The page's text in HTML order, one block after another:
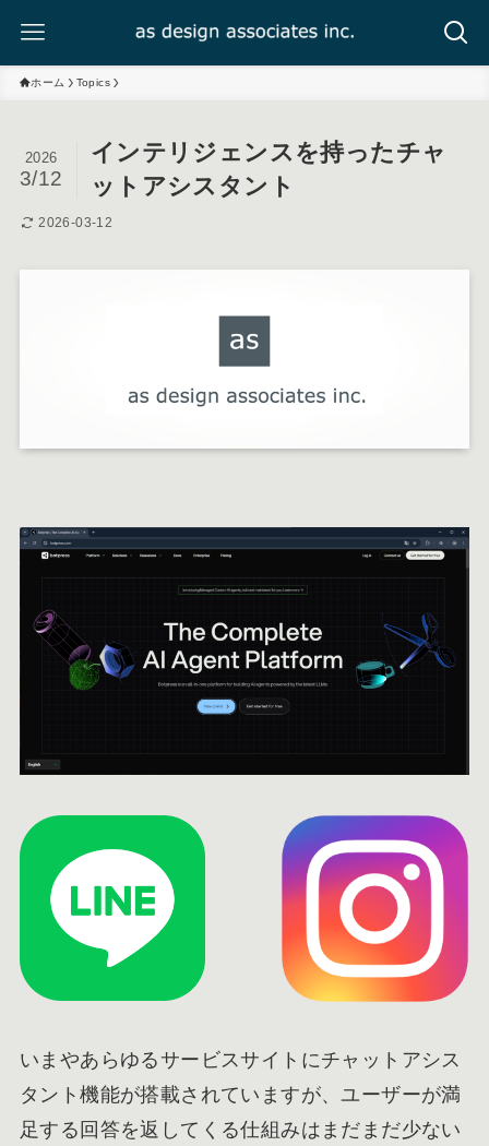
ホーム Topics
インテリジェンスを持ったチャ
ットアシスタント
2026
3/12
2026-03-12
いまやあらゆるサービスサイトにチャットアシス
タント機能が搭載されていますが、ユーザーが満
足する回答を返してくる仕組みはまだまだ少ない